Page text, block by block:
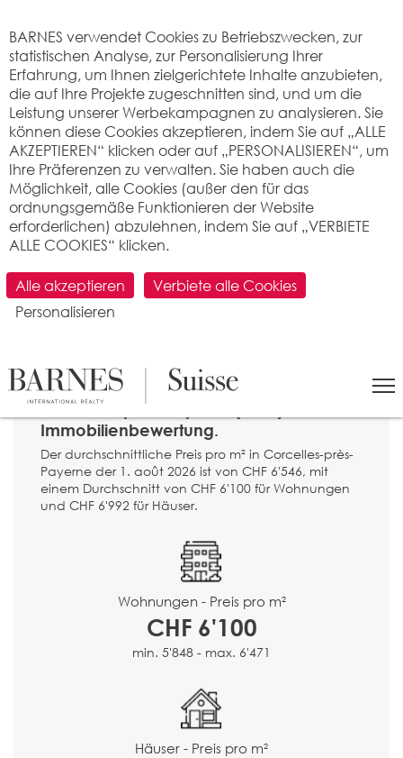
SUCHEN
>Immobilienpreis pro m2
Was ist der Preis pro Quadratmeter für
eine Wohnung oder ein Haus in
Corcelles-près-Payerne (1562) ?
Immobilienbewertung.
Der durchschnittliche Preis pro m² in Corcelles-près-
Payerne der 1. août 2026 ist von CHF 6'546, mit
einem Durchschnitt von CHF 6'100 für Wohnungen
und CHF 6'992 für Häuser.
Wohnungen - Preis pro m²
CHF 6'100
min. 5'848 - max. 6'471
Häuser - Preis pro m²
BARNES verwendet Cookies zu Betriebszwecken, zur
statistischen Analyse, zur Personalisierung Ihrer
Erfahrung, um Ihnen zielgerichtete Inhalte anzubieten,
die auf Ihre Projekte zugeschnitten sind, und um die
Leistung unserer Werbekampagnen zu analysieren. Sie
können diese Cookies akzeptieren, indem Sie auf „ALLE
AKZEPTIEREN“ klicken oder auf „PERSONALISIEREN“, um
Ihre Präferenzen zu verwalten. Sie haben auch die
Möglichkeit, alle Cookies (außer den für das
ordnungsgemäße Funktionieren der Website
erforderlichen) abzulehnen, indem Sie auf „VERBIETE
ALLE COOKIES“ klicken.
Alle akzeptieren
Verbiete alle Cookies
Personalisieren